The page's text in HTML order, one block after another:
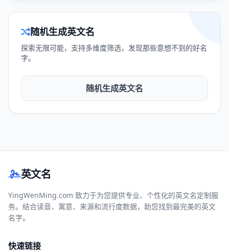
随机生成英文名
探索无限可能，支持多维度筛选，发现那些意想不到的好名
字。
随机生成英文名
英文名
YingWenMing.com 致力于为您提供专业、个性化的英文名定制服
务。结合读音、寓意、来源和流行度数据，助您找到最完美的英文
名字。
快速链接